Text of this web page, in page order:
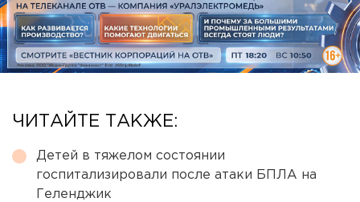
ЧИТАЙТЕ ТАКЖЕ:
Детей в тяжелом состоянии
госпитализировали после атаки БПЛА на
Геленджик